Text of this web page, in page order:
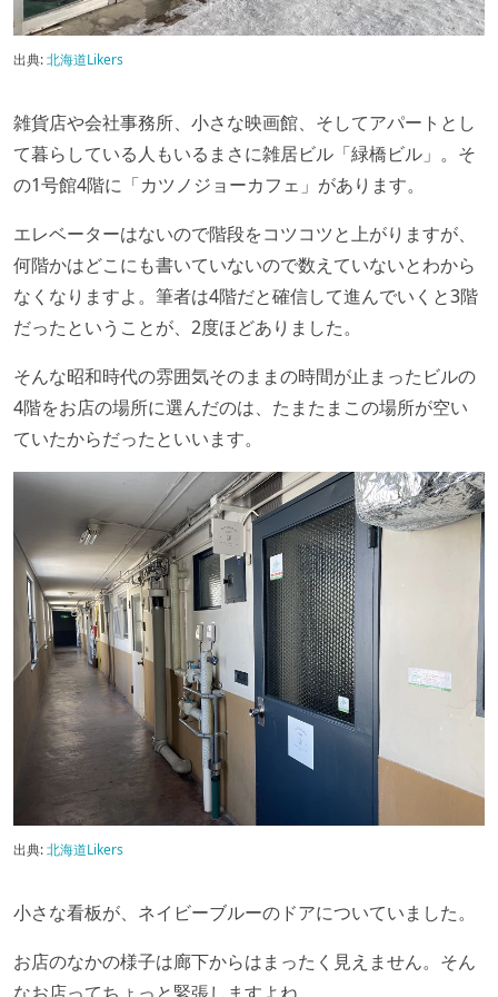
出典:北海道Likers
雑貨店や会社事務所、小さな映画館、そしてアパートとし
て暮らしている人もいるまさに雑居ビル「緑橋ビル」。そ
の1号館4階に「カツノジョーカフェ」があります。
エレベーターはないので階段をコツコツと上がりますが、
何階かはどこにも書いていないので数えていないとわから
なくなりますよ。筆者は4階だと確信して進んでいくと3階
だったということが、2度ほどありました。
そんな昭和時代の雰囲気そのままの時間が止まったビルの
4階をお店の場所に選んだのは、たまたまこの場所が空い
ていたからだったといいます。
出典:北海道Likers
小さな看板が、ネイビーブルーのドアについていました。
お店のなかの様子は廊下からはまったく見えません。そん